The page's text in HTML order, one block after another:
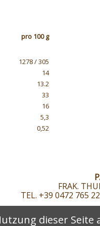
pro 100 g
1278 / 305
14
13.2
33
16
5,3
0,52
FRAK.
TEL. +39 0472 765
Datenschutz
dieser Seite